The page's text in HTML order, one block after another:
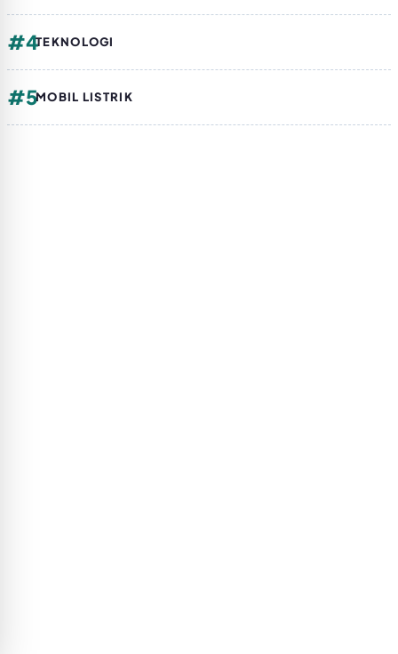
#4TEKNOLOGI
#5MOBIL LISTRIK